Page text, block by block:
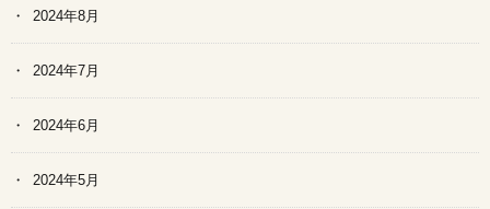
2024年8月
2024年7月
2024年6月
2024年5月